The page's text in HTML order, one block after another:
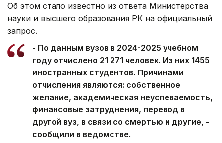
Об этом стало известно из ответа Министерства
науки и высшего образования РК на официальный
запрос.
- По данным вузов в 2024-2025 учебном
году отчислено 21 271 человек. Из них 1455
иностранных студентов. Причинами
отчисления являются: собственное
желание, академическая неуспеваемость,
финансовые затруднения, перевод в
другой вуз, в связи со смертью и другие, -
сообщили в ведомстве.